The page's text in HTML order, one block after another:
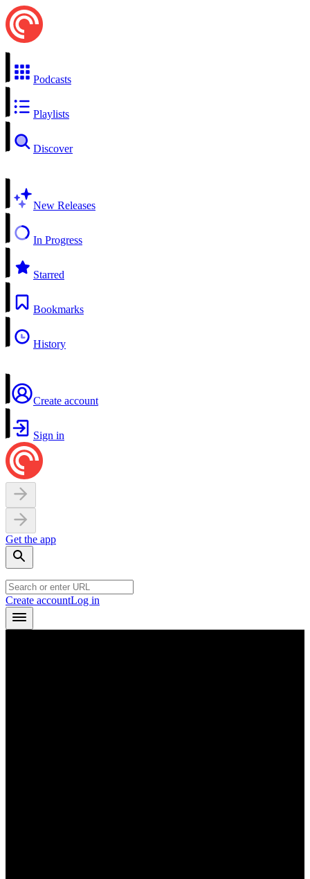
Podcasts
Playlists
Discover
New Releases
In Progress
Starred
Bookmarks
History
Create account
Sign in
Get the app
Create accountLog in